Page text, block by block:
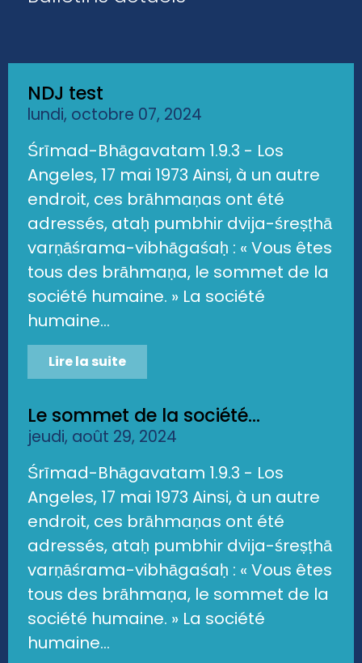
NDJ test
lundi, octobre 07, 2024
Śrīmad-Bhāgavatam 1.9.3 - Los
Angeles, 17 mai 1973 Ainsi, à un autre
endroit, ces brāhmaṇas ont été
adressés, ataḥ pumbhir dvija-śreṣṭhā
varṇāśrama-vibhāgaśaḥ : « Vous êtes
tous des brāhmaṇa, le sommet de la
société humaine. » La société
humaine...
Lire la suite
Le sommet de la société...
jeudi, août 29, 2024
Śrīmad-Bhāgavatam 1.9.3 - Los
Angeles, 17 mai 1973 Ainsi, à un autre
endroit, ces brāhmaṇas ont été
adressés, ataḥ pumbhir dvija-śreṣṭhā
varṇāśrama-vibhāgaśaḥ : « Vous êtes
tous des brāhmaṇa, le sommet de la
société humaine. » La société
humaine...